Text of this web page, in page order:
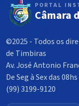
PORTAL
Câmara
©2025 - Todos os
de Timbiras
Av. José Antonio
De Seg à Sex das
(99) 3199-9120